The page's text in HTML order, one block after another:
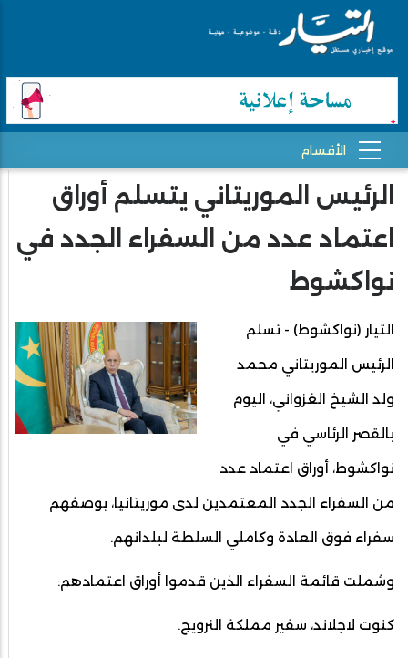
الرئيس الموريتاني يتسلم أوراق
اعتماد عدد من السفراء الجدد في
نواكشوط
التيار (نواكشوط) - تسلم
الرئيس الموريتاني محمد
ولد الشيخ الغزواني، اليوم
بالقصر الرئاسي في
نواكشوط، أوراق اعتماد عدد
من السفراء الجدد المعتمدين لدى موريتانيا، بوصفهم
سفراء فوق العادة وكاملي السلطة لبلدانهم.
وشملت قائمة السفراء الذين قدموا أوراق اعتمادهم:
كنوت لاجلاند، سفير مملكة النرويج.